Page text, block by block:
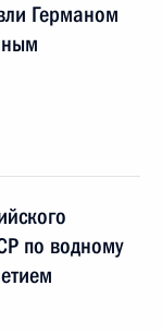
Германом
по водному